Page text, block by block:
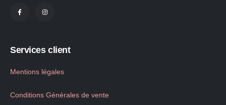
Services client
Mentions légales
Conditions Générales de vente